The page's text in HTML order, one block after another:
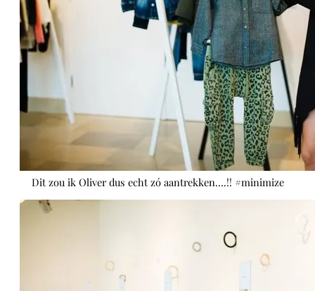
Dit zou ik Oliver dus echt zó aantrekken….!! #minimize